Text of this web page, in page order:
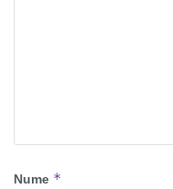
Nume *